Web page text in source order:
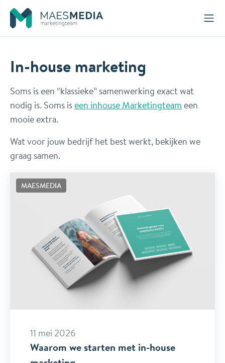
Naar inhoud
In-house marketing
Soms is een “klassieke” samenwerking exact wat
nodig is. Soms iseen inhouse Marketingteam een
mooie extra.
Wat voor jouw bedrijf het best werkt, bekijken we
graag samen.
MAESMEDIA
11 mei 2026
Waarom we starten met in-house